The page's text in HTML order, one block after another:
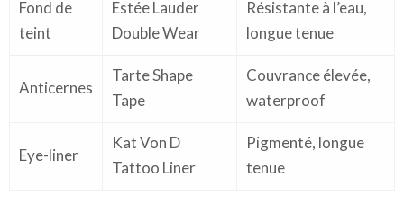
Fond de
teint
Estée Lauder
Double Wear
Résistante à l’eau,
longue tenue
Anticernes
Tarte Shape
Tape
Couvrance élevée,
waterproof
Eye-liner
Kat Von D
Tattoo Liner
Pigmenté, longue
tenue